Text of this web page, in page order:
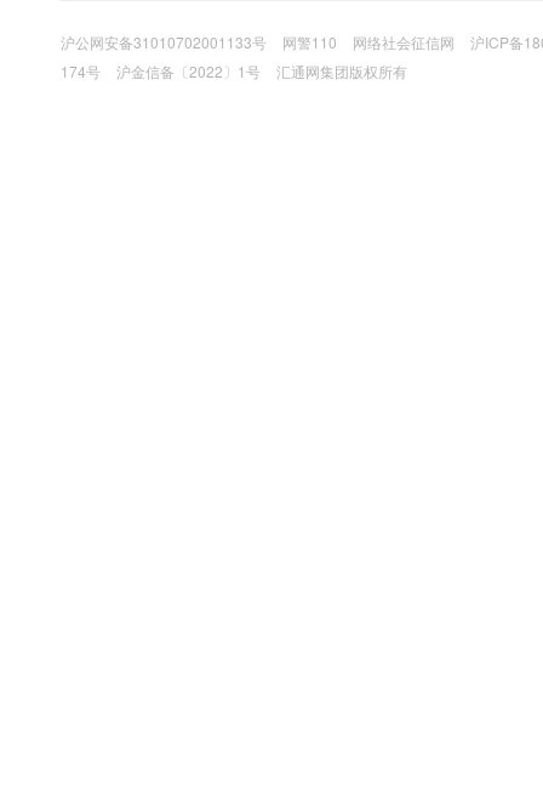
沪公网安备31010702001133号 网警110 网络社会征信网
沪ICP备
174号
沪金信备〔2022〕1号 汇通网集团版权所有